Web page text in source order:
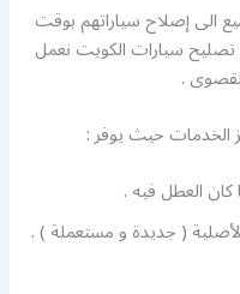
الى إصلاح سياراتهم بوقت
تصليح سيارات الكويت نعمل
.
الخدمات حيث يوفر :
العطل فيه .
( جديدة و مستعملة ) .